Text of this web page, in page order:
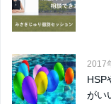
2017
HSP
がい